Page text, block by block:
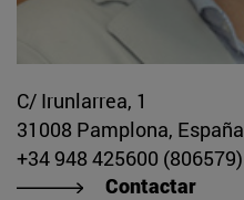
C/ Irunlarrea, 1
31008 Pamplona, España
+34 948 425600 (806579)
Contactar